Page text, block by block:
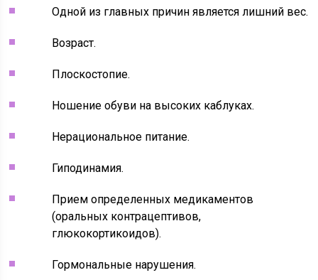
Одной из главных причин является лишний вес.
Возраст.
Плоскостопие.
Ношение обуви на высоких каблуках.
Нерациональное питание.
Гиподинамия.
Прием определенных медикаментов
(оральных контрацептивов,
глюкокортикоидов).
Гормональные нарушения.